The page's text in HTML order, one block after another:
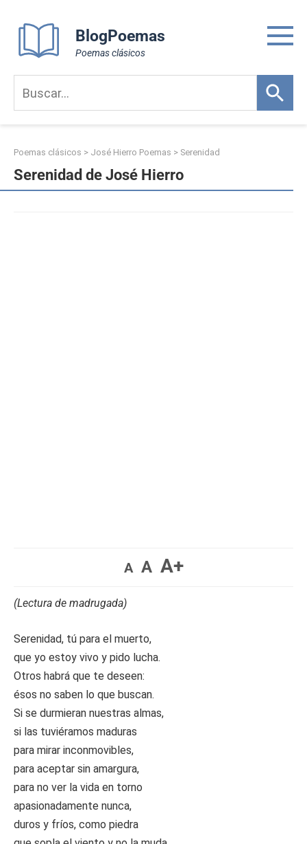
content
BlogPoemas
Poemas clásicos
Poemas clásicos > José Hierro Poemas > Serenidad
Serenidad de José Hierro
A A A+
(Lectura de madrugada)
Serenidad, tú para el muerto,
que yo estoy vivo y pido lucha.
Otros habrá que te deseen:
ésos no saben lo que buscan.
Si se durmieran nuestras almas,
si las tuviéramos maduras
para mirar inconmovibles,
para aceptar sin amargura,
para no ver la vida en torno
apasionadamente nunca,
duros y fríos, como piedra